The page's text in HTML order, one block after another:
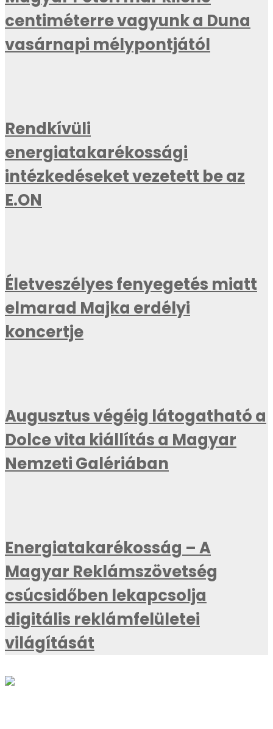
centiméterre vagyunk a Duna
vasárnapi mélypontjától
Rendkívüli
energiatakarékossági
intézkedéseket vezetett be az
E.ON
Életveszélyes fenyegetés miatt
elmarad Majka erdélyi
koncertje
Augusztus végéig látogatható a
Dolce vita kiállítás a Magyar
Nemzeti Galériában
Energiatakarékosság – A
Magyar Reklámszövetség
csúcsidőben lekapcsolja
digitális reklámfelületei
világítását